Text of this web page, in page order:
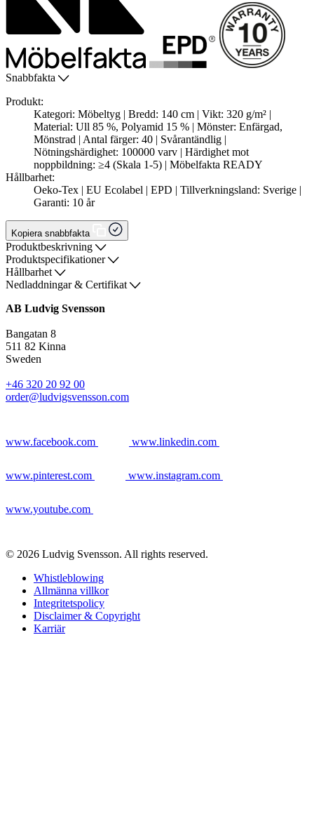
Snabbfakta
Produkt:
Kategori: Möbeltyg | Bredd: 140 cm | Vikt: 320 g/m² |
Material: Ull 85 %, Polyamid 15 % | Mönster: Enfärgad,
Mönstrad | Antal färger: 40 | Svårantändlig |
Nötningshärdighet: 100000 varv | Härdighet mot
noppbildning: ≥4 (Skala 1-5) | Möbelfakta READY
Hållbarhet:
Oeko-Tex | EU Ecolabel | EPD | Tillverkningsland: Sverige |
Garanti: 10 år
Kopiera snabbfakta
Produktbeskrivning
Produktspecifikationer
Hållbarhet
Nedladdningar & Certifikat
AB Ludvig Svensson
Bangatan 8
511 82 Kinna
Sweden
+46 320 20 92 00
order@ludvigsvensson.com
www.facebook.com www.linkedin.com
www.pinterest.com www.instagram.com
www.youtube.com
© 2026 Ludvig Svensson. All rights reserved.
Whistleblowing
Allmänna villkor
Integritetspolicy
Disclaimer & Copyright
Karriär